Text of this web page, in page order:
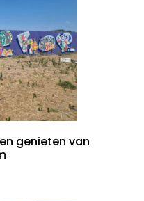
genieten van